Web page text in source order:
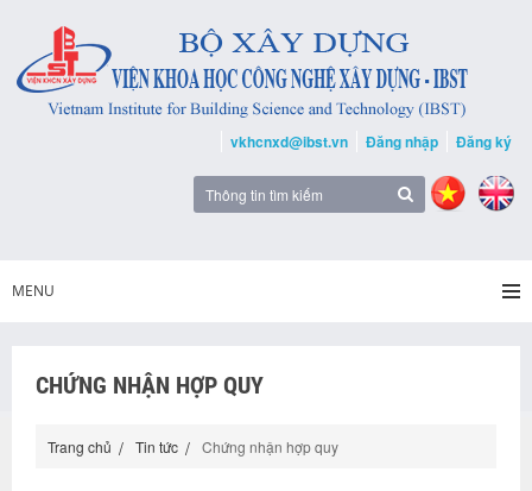
vkhcnxd@ibst.vn Đăng nhập Đăng ký
MENU
CHỨNG NHẬN HỢP QUY
Trang chủ Tin tức Chứng nhận hợp quy